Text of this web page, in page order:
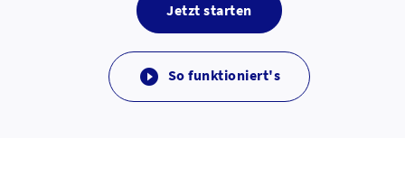
Jetzt starten
 So funktioniert's